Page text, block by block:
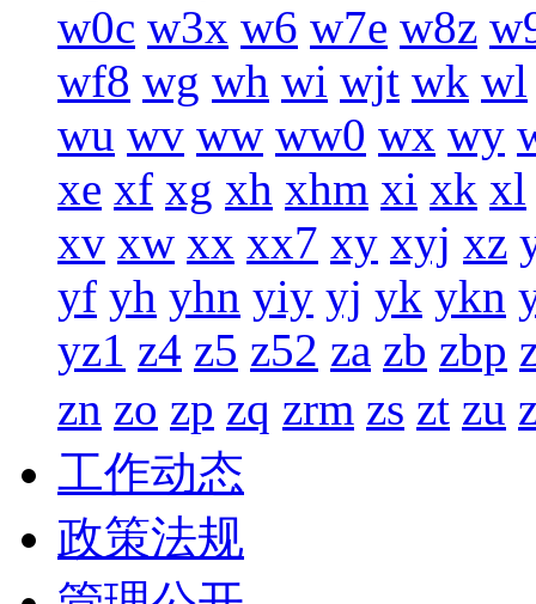
w0c w3x w6 w7e w8z
wf8 wg wh wi wjt wk wl
wu wv ww ww0 wx wy
xe xf xg xh xhm xi xk xl
xv xw xx xx7 xy xyj xz
yf yh yhn yiy yj yk ykn
yz1 z4 z5 z52 za zb zbp
zn zo zp zq zrm zs zt zu
工作动态
政策法规